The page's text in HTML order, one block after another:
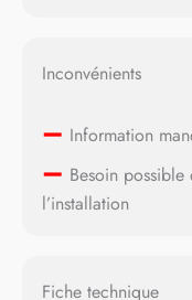
Inconvénients
– Information
– Besoin possible
l’installation
Fiche technique